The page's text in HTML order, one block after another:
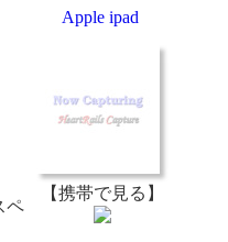
ペ
Apple ipad
【携帯で見る】